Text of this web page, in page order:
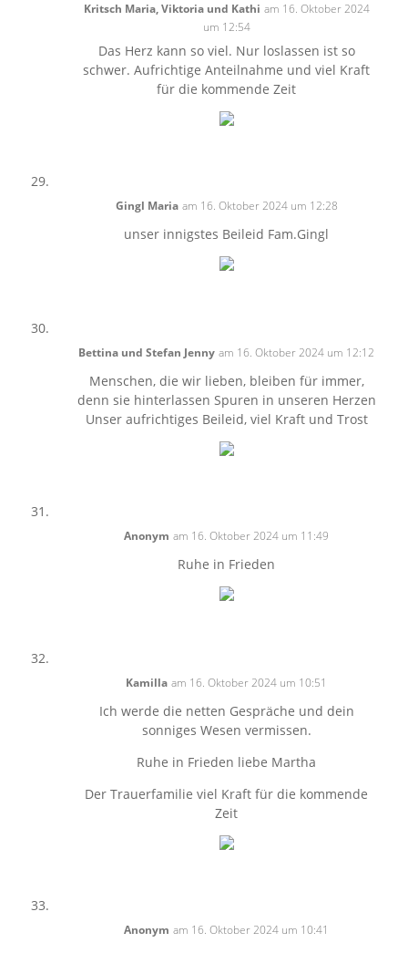
Kritsch Maria, Viktoria und Kathi am 16. Oktober 2024
um 12:54
Das Herz kann so viel. Nur loslassen ist so
schwer. Aufrichtige Anteilnahme und viel Kraft
für die kommende Zeit
Gingl Maria am 16. Oktober 2024 um 12:28
unser innigstes Beileid Fam.Gingl
Bettina und Stefan Jenny am 16. Oktober 2024 um 12:12
Menschen, die wir lieben, bleiben für immer,
denn sie hinterlassen Spuren in unseren Herzen
Unser aufrichtiges Beileid, viel Kraft und Trost
Anonym am 16. Oktober 2024 um 11:49
Ruhe in Frieden
Kamilla am 16. Oktober 2024 um 10:51
Ich werde die netten Gespräche und dein
sonniges Wesen vermissen.
Ruhe in Frieden liebe Martha
Der Trauerfamilie viel Kraft für die kommende
Zeit
Anonym am 16. Oktober 2024 um 10:41